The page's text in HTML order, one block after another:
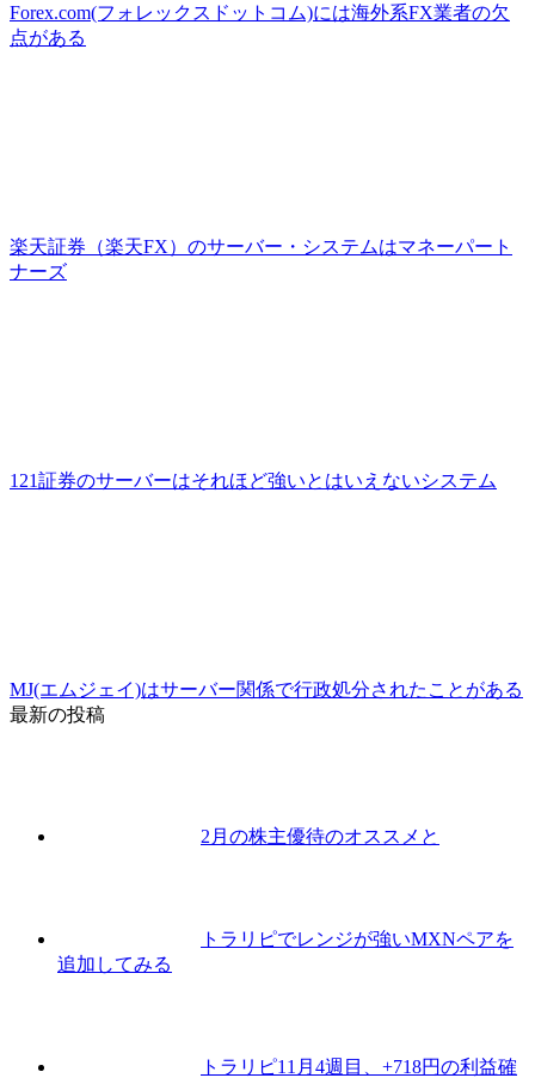
Forex.com(フォレックスドットコム)には海外系FX業者の欠
点がある
楽天証券（楽天FX）のサーバー・システムはマネーパート
ナーズ
121証券のサーバーはそれほど強いとはいえないシステム
MJ(エムジェイ)はサーバー関係で行政処分されたことがある
最新の投稿
2月の株主優待のオススメと
トラリピでレンジが強いMXNペアを
追加してみる
トラリピ11月4週目、+718円の利益確